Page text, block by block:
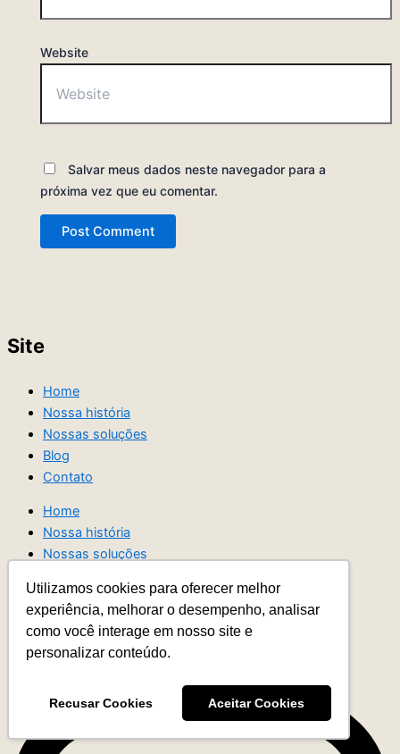
Utilizamos cookies para oferecer melhor
experiência, melhorar o desempenho, analisar
como você interage em nosso site e
personalizar conteúdo.
Recusar Cookies Aceitar Cookies
Website
Salvar meus dados neste navegador para a
próxima vez que eu comentar.
Site
Home
Nossa história
Nossas soluções
Blog
Contato
Home
Nossa história
Nossas soluções
Contato
Instagram